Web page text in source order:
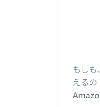
もし
えるの